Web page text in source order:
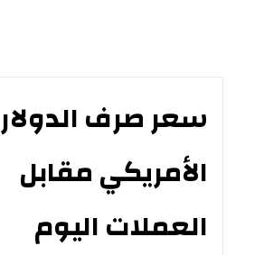
سعر صرف الدولار
الأمريكي مقابل
العملات اليوم